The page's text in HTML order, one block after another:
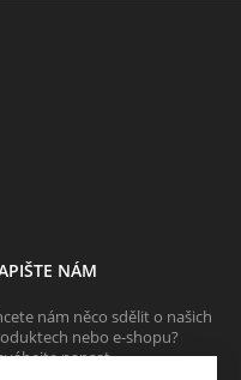
NÁM
nám něco sdělit o našich
nebo e-shopu?
napsat.